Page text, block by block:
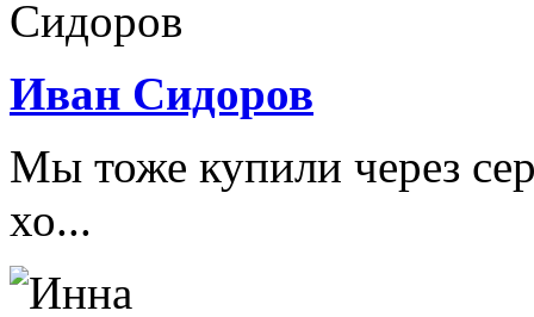
Иван Сидоров
Мы тоже купили через
хо...